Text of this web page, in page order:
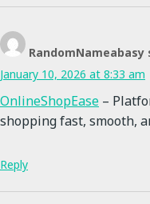
RandomNameabasy
January 10, 2026 at 8:33 am
OnlineShopEase –
shopping fast, smooth,
Reply